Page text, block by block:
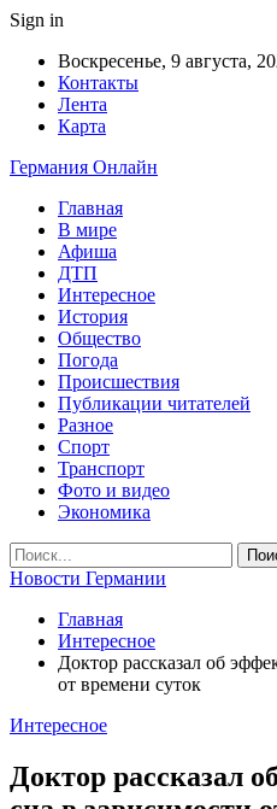
Sign in
Воскресенье, 9 августа,
Контакты
Лента
Карта
Германия Онлайн
Главная
В мире
Афиша
ДТП
Интересное
История
Общество
Погода
Происшествия
Публикации читателей
Разное
Спорт
Транспорт
Фото и видео
Экономика
Новости Германии
Главная
Интересное
Доктор рассказал об
от времени суток
Интересное
Доктор рассказал